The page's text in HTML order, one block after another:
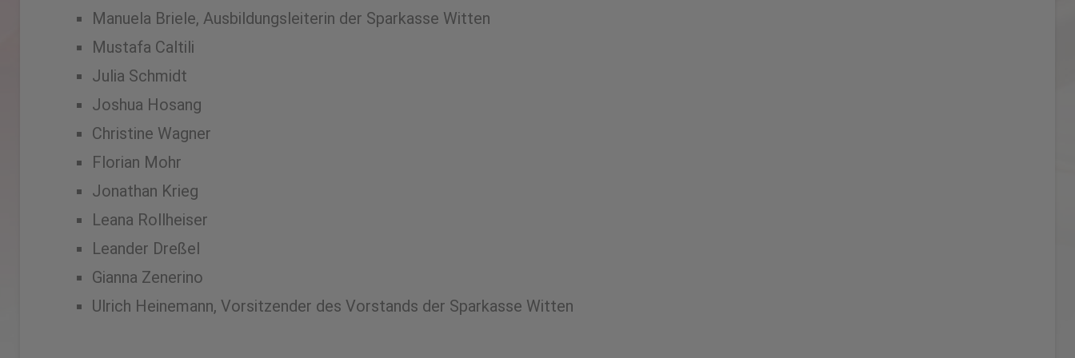
Manuela Briele, Ausbildungsleiterin der Sparkasse Witten
Mustafa Caltili
Julia Schmidt
Joshua Hosang
Christine Wagner
Florian Mohr
Jonathan Krieg
Leana Rollheiser
Leander Dreßel
Gianna Zenerino
Ulrich Heinemann, Vorsitzender des Vorstands der Sparkasse Witten